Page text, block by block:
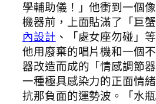
學輔助儀！」他衝到一個
機器前，上面貼滿了「巨蟹
內設計 、「處女座勿碰」
他用廢棄的唱片機和一個
器改造而成的「情感調節
一種極具感染力的正面情
抗那負面的運勢波。「水